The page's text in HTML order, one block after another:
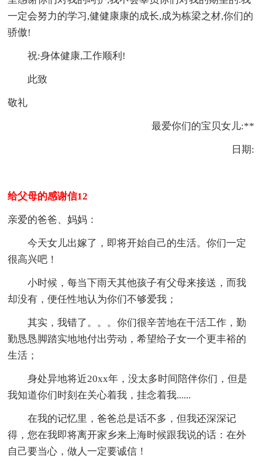
一定会努力的学习,健健康康的成长,成为栋梁之材,你们的
骄傲!
祝:身体健康,工作顺利!
此致
敬礼
最爱你们的宝贝女儿:**
日期:
给父母的感谢信12
亲爱的爸爸、妈妈：
今天女儿出嫁了，即将开始自己的生活。你们一定
很高兴吧！
小时候，每当下雨天其他孩子有父母来接送，而我
却没有，便任性地认为你们不够爱我；
其实，我错了。。。你们很辛苦地在干活工作，勤
勤恳恳脚踏实地地付出劳动，希望给子女一个更丰裕的
生活；
身处异地将近20xx年，没太多时间陪伴你们，但是
我知道你们时刻在关心着我，挂念着我......
在我的记忆里，爸爸总是话不多，但我还深深记
得，您在我即将离开家乡来上海时候跟我说的话：在外
自己要当心，做人一定要诚信！